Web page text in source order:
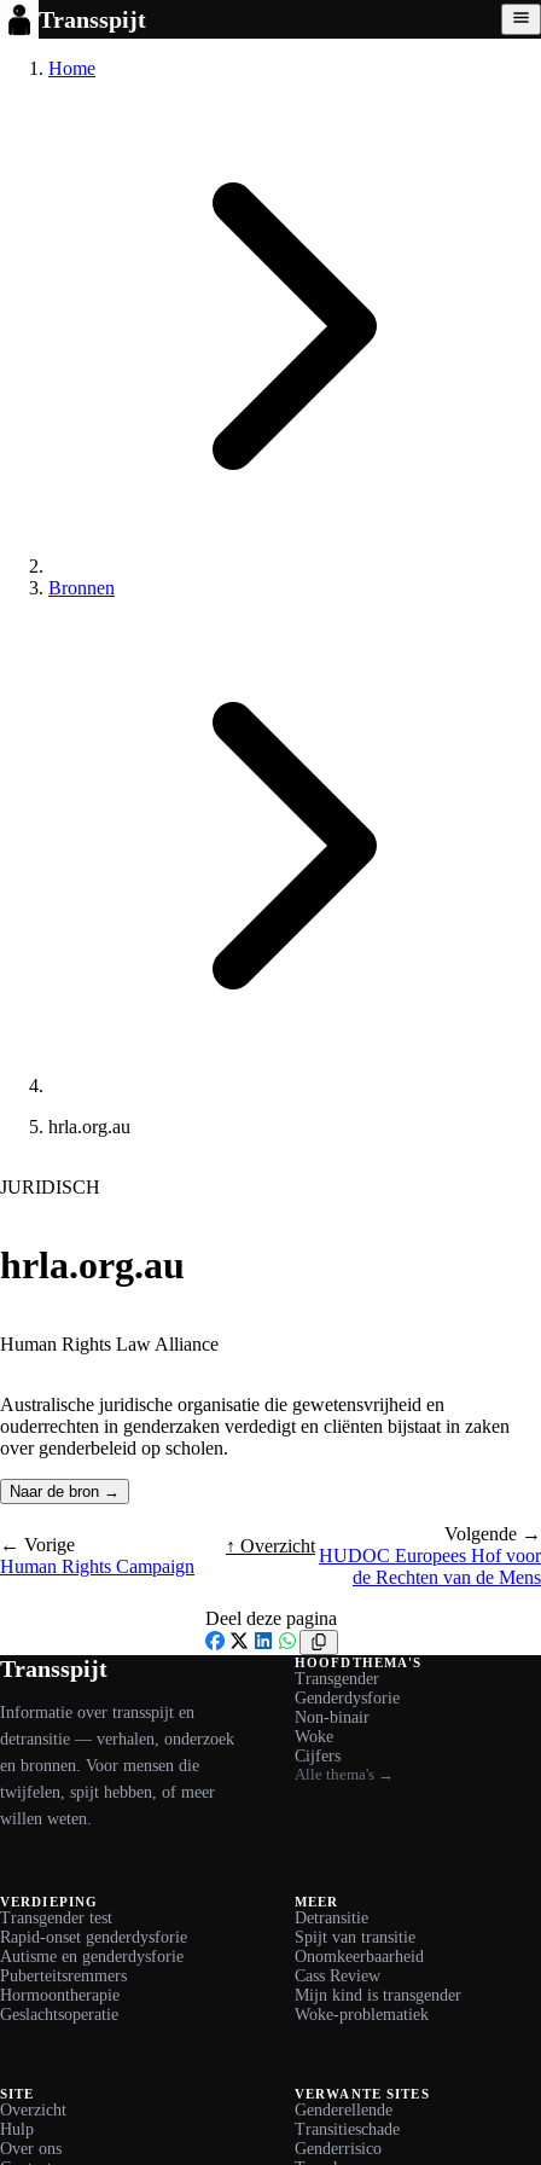
Transspijt
Home
Bronnen
hrla.org.au
JURIDISCH
hrla.org.au
Human Rights Law Alliance
Australische juridische organisatie die gewetensvrijheid en
ouderrechten in genderzaken verdedigt en cliënten bijstaat in zaken
over genderbeleid op scholen.
Naar de bron →
← Vorige
Human Rights Campaign
↑ Overzicht
Volgende →
HUDOC Europees Hof voor
de Rechten van de Mens
Deel deze pagina
Facebook
X LinkedIn
WhatsApp
Transspijt
Informatie over transspijt en
detransitie — verhalen, onderzoek
en bronnen. Voor mensen die
twijfelen, spijt hebben, of meer
willen weten.
HOOFDTHEMA'S
Transgender
Genderdysforie
Non-binair
Woke
Cijfers
Alle thema's →
VERDIEPING
Transgender test
Rapid-onset genderdysforie
Autisme en genderdysforie
Puberteitsremmers
Hormoontherapie
Geslachtsoperatie
MEER
Detransitie
Spijt van transitie
Onomkeerbaarheid
Cass Review
Mijn kind is transgender
Woke-problematiek
SITE
Overzicht
Hulp
Over ons
VERWANTE SITES
Genderellende
Transitieschade
Genderrisico